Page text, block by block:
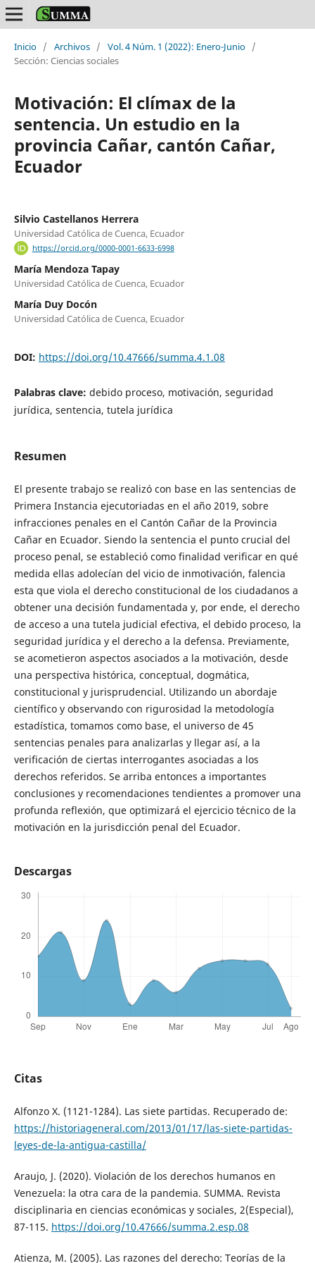
Inicio / Archivos / Vol. 4 Núm. 1 (2022): Enero-Junio /
Sección: Ciencias sociales
Motivación: El clímax de la
sentencia. Un estudio en la
provincia Cañar, cantón Cañar,
Ecuador
Silvio Castellanos Herrera
Universidad Católica de Cuenca, Ecuador
https://orcid.org/0000-0001-6633-6998
María Mendoza Tapay
Universidad Católica de Cuenca, Ecuador
María Duy Docón
Universidad Católica de Cuenca, Ecuador
DOI: https://doi.org/10.47666/summa.4.1.08
Palabras clave: debido proceso, motivación, seguridad
jurídica, sentencia, tutela jurídica
Resumen
El presente trabajo se realizó con base en las sentencias de
Primera Instancia ejecutoriadas en el año 2019, sobre
infracciones penales en el Cantón Cañar de la Provincia
Cañar en Ecuador. Siendo la sentencia el punto crucial del
proceso penal, se estableció como finalidad verificar en qué
medida ellas adolecían del vicio de inmotivación, falencia
esta que viola el derecho constitucional de los ciudadanos a
obtener una decisión fundamentada y, por ende, el derecho
de acceso a una tutela judicial efectiva, el debido proceso, la
seguridad jurídica y el derecho a la defensa. Previamente,
se acometieron aspectos asociados a la motivación, desde
una perspectiva histórica, conceptual, dogmática,
constitucional y jurisprudencial. Utilizando un abordaje
científico y observando con rigurosidad la metodología
estadística, tomamos como base, el universo de 45
sentencias penales para analizarlas y llegar así, a la
verificación de ciertas interrogantes asociadas a los
derechos referidos. Se arriba entonces a importantes
conclusiones y recomendaciones tendientes a promover una
profunda reflexión, que optimizará el ejercicio técnico de la
motivación en la jurisdicción penal del Ecuador.
Descargas
Citas
Alfonzo X. (1121-1284). Las siete partidas. Recuperado de:
https://historiageneral.com/2013/01/17/las-siete-partidas-
leyes-de-la-antigua-castilla/
Araujo, J. (2020). Violación de los derechos humanos en
Venezuela: la otra cara de la pandemia. SUMMA. Revista
disciplinaria en ciencias económicas y sociales, 2(Especial),
87-115. https://doi.org/10.47666/summa.2.esp.08
Atienza, M. (2005). Las razones del derecho: Teorías de la